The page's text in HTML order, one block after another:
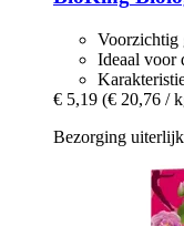
Voorzichtig
Ideaal voor
€ 5,19 (€ 20,76 /
Bezorging